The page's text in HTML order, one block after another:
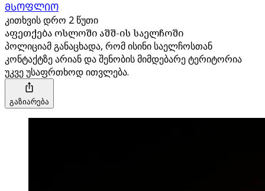
ᲛᲡᲝᲤᲚᲘᲝ
კითხვის დრო 2 წუთი
აფეთქება ოსლოში აშშ-ის საელჩოში
პოლიციამ განაცხადა, რომ ისინი საელჩოსთან
კონტაქტზე არიან და შენობის მიმდებარე ტერიტორია
უკვე უსაფრთხოდ ითვლება.
გაზიარება